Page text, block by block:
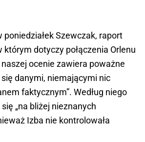
poniedziałek Szewczak, raport
którym dotyczy połączenia Orlenu
naszej ocenie zawiera poważne
się danymi, niemającymi nic
faktycznym”. Według niego
„na bliżej nieznanych
Izba nie kontrolowała